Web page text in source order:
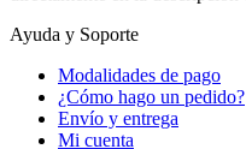
Ayuda y Soporte
Modalidades de pago
¿Cómo hago un pedido?
Envío y entrega
Mi cuenta